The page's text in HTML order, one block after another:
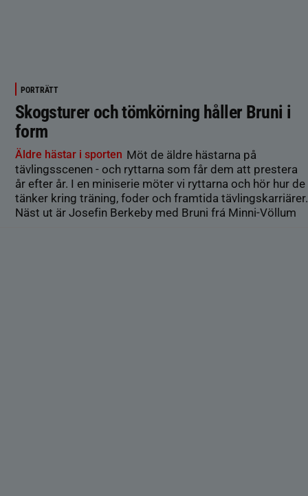
PORTRÄTT
Skogsturer och tömkörning håller Bruni i
form
Äldre hästar i sporten Möt de äldre hästarna på
tävlingsscenen - och ryttarna som får dem att prestera
år efter år. I en miniserie möter vi ryttarna och hör hur de
tänker kring träning, foder och framtida tävlingskarriärer.
Näst ut är Josefin Berkeby med Bruni frá Minni-Völlum